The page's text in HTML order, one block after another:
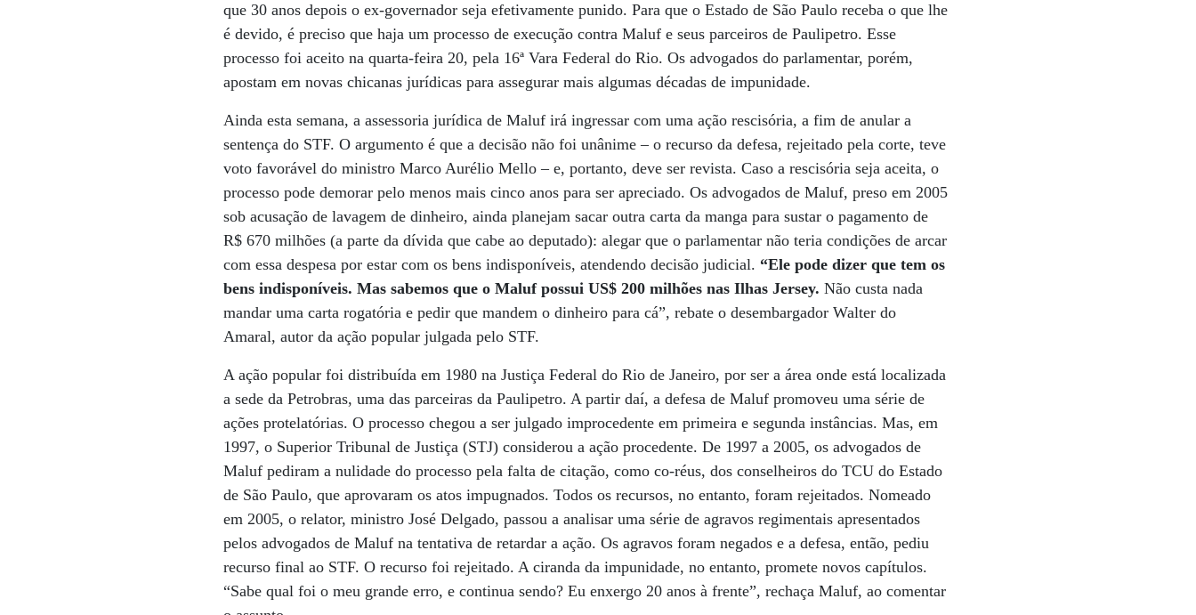
que 30 anos depois o ex-governador seja efetivamente punido. Para que o Estado de São Paulo receba o que lhe
é devido, é preciso que haja um processo de execução contra Maluf e seus parceiros de Paulipetro. Esse
processo foi aceito na quarta-feira 20, pela 16ª Vara Federal do Rio. Os advogados do parlamentar, porém,
apostam em novas chicanas jurídicas para assegurar mais algumas décadas de impunidade.
Ainda esta semana, a assessoria jurídica de Maluf irá ingressar com uma ação rescisória, a fim de anular a
sentença do STF. O argumento é que a decisão não foi unânime – o recurso da defesa, rejeitado pela corte, teve
voto favorável do ministro Marco Aurélio Mello – e, portanto, deve ser revista. Caso a rescisória seja aceita, o
processo pode demorar pelo menos mais cinco anos para ser apreciado. Os advogados de Maluf, preso em 2005
sob acusação de lavagem de dinheiro, ainda planejam sacar outra carta da manga para sustar o pagamento de
R$ 670 milhões (a parte da dívida que cabe ao deputado): alegar que o parlamentar não teria condições de arcar
com essa despesa por estar com os bens indisponíveis, atendendo decisão judicial. “Ele pode dizer que tem os
bens indisponíveis. Mas sabemos que o Maluf possui US$ 200 milhões nas Ilhas Jersey. Não custa nada
mandar uma carta rogatória e pedir que mandem o dinheiro para cá”, rebate o desembargador Walter do
Amaral, autor da ação popular julgada pelo STF.
A ação popular foi distribuída em 1980 na Justiça Federal do Rio de Janeiro, por ser a área onde está localizada
a sede da Petrobras, uma das parceiras da Paulipetro. A partir daí, a defesa de Maluf promoveu uma série de
ações protelatórias. O processo chegou a ser julgado improcedente em primeira e segunda instâncias. Mas, em
1997, o Superior Tribunal de Justiça (STJ) considerou a ação procedente. De 1997 a 2005, os advogados de
Maluf pediram a nulidade do processo pela falta de citação, como co-réus, dos conselheiros do TCU do Estado
de São Paulo, que aprovaram os atos impugnados. Todos os recursos, no entanto, foram rejeitados. Nomeado
em 2005, o relator, ministro José Delgado, passou a analisar uma série de agravos regimentais apresentados
pelos advogados de Maluf na tentativa de retardar a ação. Os agravos foram negados e a defesa, então, pediu
recurso final ao STF. O recurso foi rejeitado. A ciranda da impunidade, no entanto, promete novos capítulos.
“Sabe qual foi o meu grande erro, e continua sendo? Eu enxergo 20 anos à frente”, rechaça Maluf, ao comentar